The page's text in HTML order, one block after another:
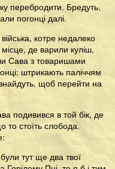
перебродити. Бредуть,
погонці далі.
котре недалеко
де варили куліш,
Сава з товаришами
штрикають паліччям
щоб перейти на
подивився в той бік, де
то стоїть слобода.
тут ще два твої